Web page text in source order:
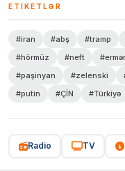
ETIKETLƏR
#iran #abş #tramp
#hörmüz
#neft
#paşinyan
#zelenski
#putin
#ÇİN #Türkiyə
Radio TV